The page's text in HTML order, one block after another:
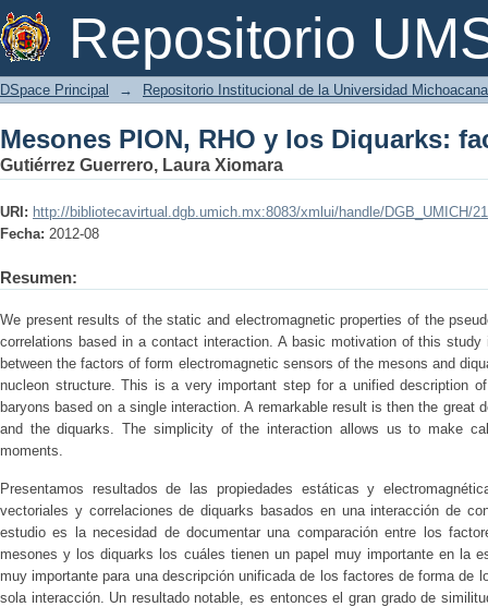
Repositorio
Mesones PION, RHO y los Diquarks:
DSpace Principal → Repositorio Institucional de la Universidad
Mesones PION, RHO y los Diquarks:
Gutiérrez Guerrero, Laura Xiomara
URI: http://bibliotecavirtual.dgb.umich.mx:8083/xmlui/handle/DGB_UMICH/
Fecha: 2012-08
Resumen:
We present results of the static and electromagnetic properties of the
correlations based in a contact interaction. A basic motivation of this
between the factors of form electromagnetic sensors of the mesons and
nucleon structure. This is a very important step for a unified description
baryons based on a single interaction. A remarkable result is then the great
and the diquarks. The simplicity of the interaction allows us to make
moments.
Presentamos resultados de las propiedades estáticas y
vectoriales y correlaciones de diquarks basados en una interacción de
estudio es la necesidad de documentar una comparación entre los
mesones y los diquarks los cuáles tienen un papel muy importante en la
muy importante para una descripción unificada de los factores de forma de
sola interacción. Un resultado notable, es entonces el gran grado de